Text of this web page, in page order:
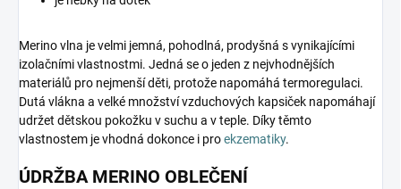
Merino vlna je velmi jemná, pohodlná, prodyšná s vynikajícími
izolačními vlastnostmi. Jedná se o jeden z nejvhodnějších
materiálů pro nejmenší děti, protože napomáhá termoregulaci.
Dutá vlákna a velké množství vzduchových kapsiček napomáhají
udržet dětskou pokožku v suchu a v teple. Díky těmto
vlastnostem je vhodná dokonce i proekzematiky.
ÚDRŽBA MERINO OBLEČENÍ